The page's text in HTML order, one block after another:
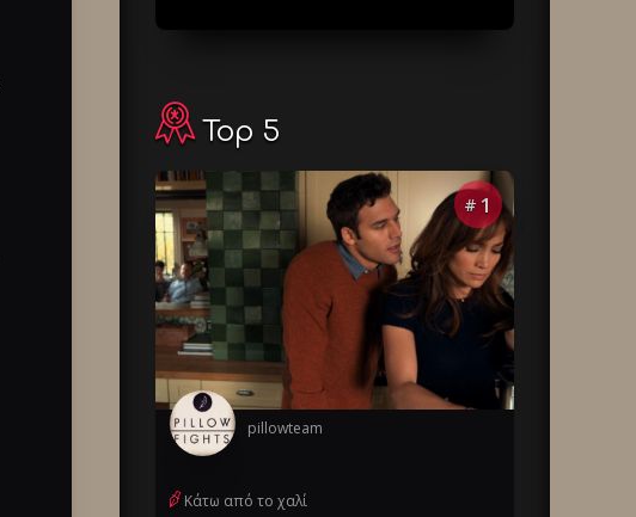
Top 5
# 1
pillowteam
Κάτω από το χαλί